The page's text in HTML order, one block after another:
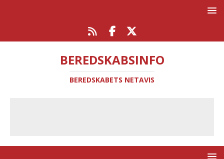
BEREDSKABSINFO
BEREDSKABETS NETAVIS